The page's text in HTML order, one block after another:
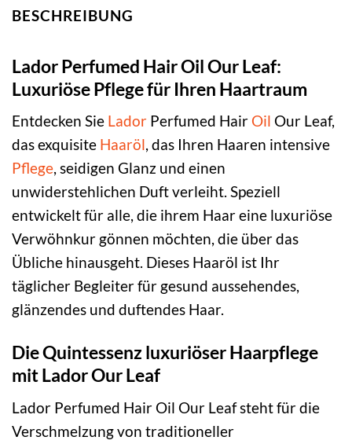
BESCHREIBUNG
Lador Perfumed Hair Oil Our Leaf:
Luxuriöse Pflege für Ihren Haartraum
Entdecken Sie Lador Perfumed Hair Oil Our Leaf,
das exquisite Haaröl, das Ihren Haaren intensive
Pflege, seidigen Glanz und einen
unwiderstehlichen Duft verleiht. Speziell
entwickelt für alle, die ihrem Haar eine luxuriöse
Verwöhnkur gönnen möchten, die über das
Übliche hinausgeht. Dieses Haaröl ist Ihr
täglicher Begleiter für gesund aussehendes,
glänzendes und duftendes Haar.
Die Quintessenz luxuriöser Haarpflege
mit Lador Our Leaf
Lador Perfumed Hair Oil Our Leaf steht für die
Verschmelzung von traditioneller